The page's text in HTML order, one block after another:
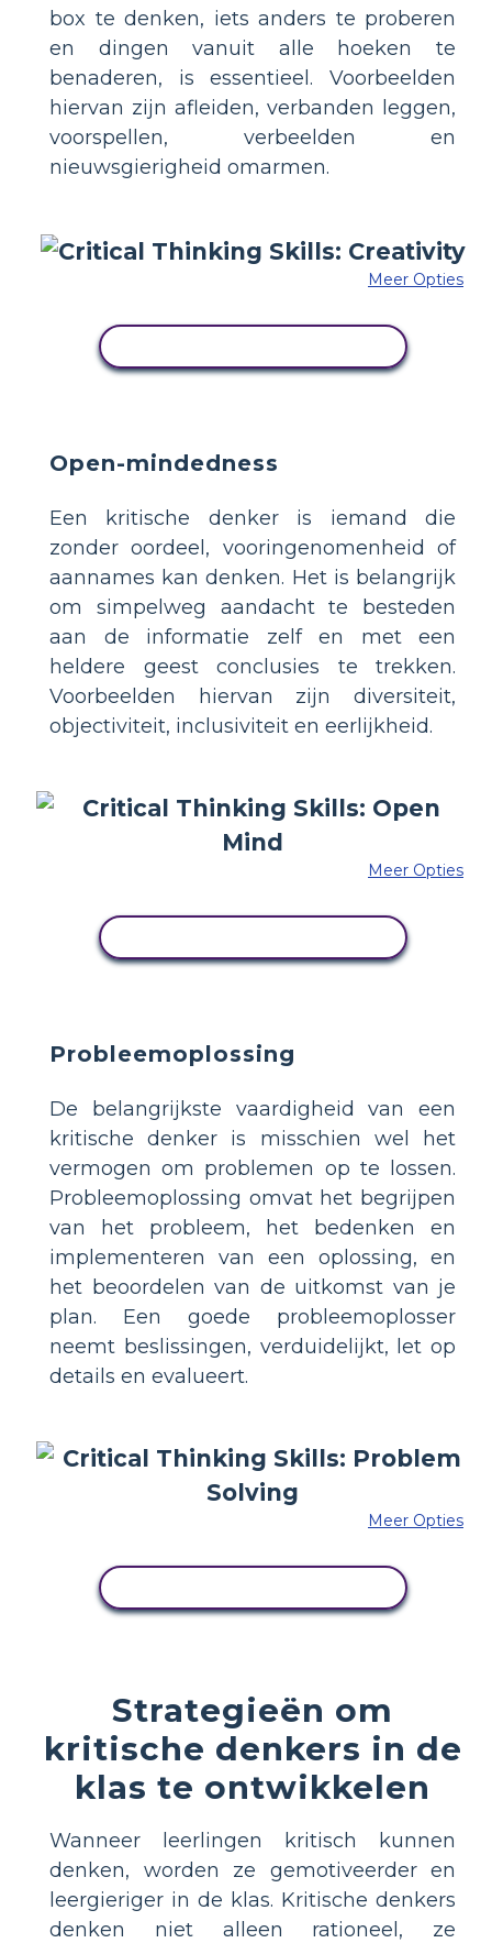
box te denken, iets anders te proberen
en dingen vanuit alle hoeken te
benaderen, is essentieel. Voorbeelden
hiervan zijn afleiden, verbanden leggen,
voorspellen, verbeelden en
nieuwsgierigheid omarmen.
Meer Opties
Open-mindedness
Een kritische denker is iemand die
zonder oordeel, vooringenomenheid of
aannames kan denken. Het is belangrijk
om simpelweg aandacht te besteden
aan de informatie zelf en met een
heldere geest conclusies te trekken.
Voorbeelden hiervan zijn diversiteit,
objectiviteit, inclusiviteit en eerlijkheid.
Meer Opties
Probleemoplossing
De belangrijkste vaardigheid van een
kritische denker is misschien wel het
vermogen om problemen op te lossen.
Probleemoplossing omvat het begrijpen
van het probleem, het bedenken en
implementeren van een oplossing, en
het beoordelen van de uitkomst van je
plan. Een goede probleemoplosser
neemt beslissingen, verduidelijkt, let op
details en evalueert.
Meer Opties
Strategieën om
kritische denkers in de
klas te ontwikkelen
Wanneer leerlingen kritisch kunnen
denken, worden ze gemotiveerder en
leergieriger in de klas. Kritische denkers
denken niet alleen rationeel, ze